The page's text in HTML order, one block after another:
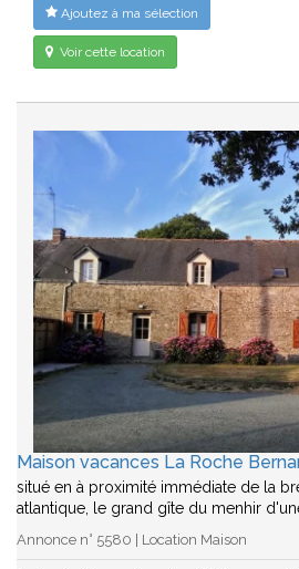
Ajoutez à ma sélection
Voir cette location
Maison vacances La Roche
situé en à proximité immédiate de la
atlantique, le grand gîte du menhir
Annonce n° 5580 | Location Maison